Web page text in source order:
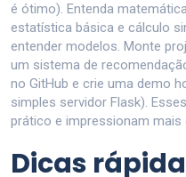
é ótimo). Entenda
estatística básica e cálculo
entender modelos. Monte
um sistema de
no GitHub e crie uma demo
simples servidor Flask).
prático e impressionam
Dicas